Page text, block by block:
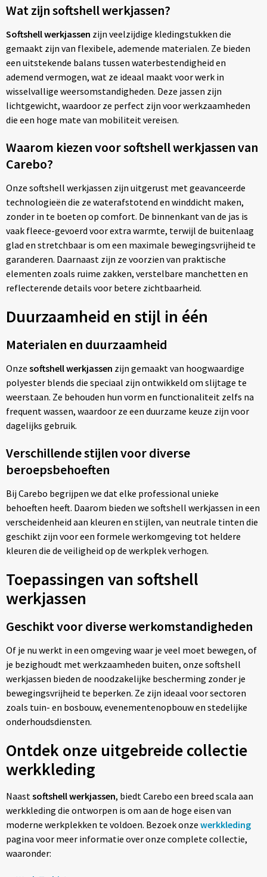
Wat zijn softshell werkjassen?
Softshell werkjassen zijn veelzijdige kledingstukken die
gemaakt zijn van flexibele, ademende materialen. Ze bieden
een uitstekende balans tussen waterbestendigheid en
ademend vermogen, wat ze ideaal maakt voor werk in
wisselvallige weersomstandigheden. Deze jassen zijn
lichtgewicht, waardoor ze perfect zijn voor werkzaamheden
die een hoge mate van mobiliteit vereisen.
Waarom kiezen voor softshell werkjassen van
Carebo?
Onze softshell werkjassen zijn uitgerust met geavanceerde
technologieën die ze waterafstotend en winddicht maken,
zonder in te boeten op comfort. De binnenkant van de jas is
vaak fleece-gevoerd voor extra warmte, terwijl de buitenlaag
glad en stretchbaar is om een maximale bewegingsvrijheid te
garanderen. Daarnaast zijn ze voorzien van praktische
elementen zoals ruime zakken, verstelbare manchetten en
reflecterende details voor betere zichtbaarheid.
Duurzaamheid en stijl in één
Materialen en duurzaamheid
Onze softshell werkjassen zijn gemaakt van hoogwaardige
polyester blends die speciaal zijn ontwikkeld om slijtage te
weerstaan. Ze behouden hun vorm en functionaliteit zelfs na
frequent wassen, waardoor ze een duurzame keuze zijn voor
dagelijks gebruik.
Verschillende stijlen voor diverse
beroepsbehoeften
Bij Carebo begrijpen we dat elke professional unieke
behoeften heeft. Daarom bieden we softshell werkjassen in een
verscheidenheid aan kleuren en stijlen, van neutrale tinten die
geschikt zijn voor een formele werkomgeving tot heldere
kleuren die de veiligheid op de werkplek verhogen.
Toepassingen van softshell
werkjassen
Geschikt voor diverse werkomstandigheden
Of je nu werkt in een omgeving waar je veel moet bewegen, of
je bezighoudt met werkzaamheden buiten, onze softshell
werkjassen bieden de noodzakelijke bescherming zonder je
bewegingsvrijheid te beperken. Ze zijn ideaal voor sectoren
zoals tuin- en bosbouw, evenementenopbouw en stedelijke
onderhoudsdiensten.
Ontdek onze uitgebreide collectie
werkkleding
Naastsoftshell werkjassen, biedt Carebo een breed scala aan
werkkleding die ontworpen is om aan de hoge eisen van
moderne werkplekken te voldoen. Bezoek onze werkkleding
pagina voor meer informatie over onze complete collectie,
waaronder: